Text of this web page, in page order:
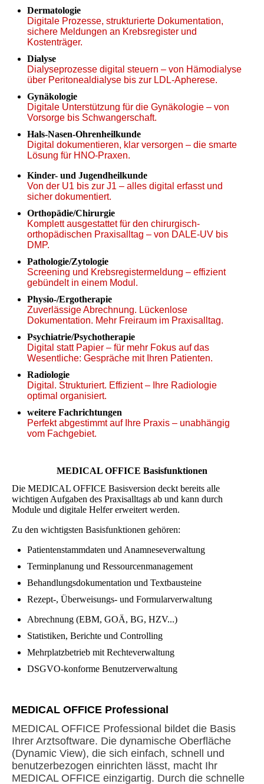
Dermatologie
Digitale Prozesse, strukturierte Dokumentation,
sichere Meldungen an Krebsregister und
Kostenträger.
Dialyse
Dialyseprozesse digital steuern – von Hämodialyse
über Peritonealdialyse bis zur LDL-Apherese.
Gynäkologie
Digitale Unterstützung für die Gynäkologie – von
Vorsorge bis Schwangerschaft.
Hals-Nasen-Ohrenheilkunde
Digital dokumentieren, klar versorgen – die smarte
Lösung für HNO-Praxen.
Kinder- und Jugendheilkunde
Von der U1 bis zur J1 – alles digital erfasst und
sicher dokumentiert.
Orthopädie/Chirurgie
Komplett ausgestattet für den chirurgisch-
orthopädischen Praxisalltag – von DALE-UV bis
DMP.
Pathologie/Zytologie
Screening und Krebsregistermeldung – effizient
gebündelt in einem Modul.
Physio-/Ergotherapie
Zuverlässige Abrechnung. Lückenlose
Dokumentation. Mehr Freiraum im Praxisalltag.
Psychiatrie/Psychotherapie
Digital statt Papier – für mehr Fokus auf das
Wesentliche: Gespräche mit Ihren Patienten.
Radiologie
Digital. Strukturiert. Effizient – Ihre Radiologie
optimal organisiert.
weitere Fachrichtungen
Perfekt abgestimmt auf Ihre Praxis – unabhängig
vom Fachgebiet.
MEDICAL OFFICE Basisfunktionen
Die MEDICAL OFFICE Basisversion deckt bereits alle
wichtigen Aufgaben des Praxisalltags ab und kann durch
Module und digitale Helfer erweitert werden.
Zu den wichtigsten Basisfunktionen gehören:
Patientenstammdaten und Anamneseverwaltung
Terminplanung und Ressourcenmanagement
Behandlungsdokumentation und Textbausteine
Rezept-, Überweisungs- und Formularverwaltung
Abrechnung (EBM, GOÄ, BG, HZV...)
Statistiken, Berichte und Controlling
Mehrplatzbetrieb mit Rechteverwaltung
DSGVO-konforme Benutzerverwaltung
MEDICAL OFFICE Professional
MEDICAL OFFICE Professional bildet die Basis
Ihrer Arztsoftware. Die dynamische Oberfläche
(Dynamic View), die sich einfach, schnell und
benutzerbezogen einrichten lässt, macht Ihr
MEDICAL OFFICE einzigartig. Durch die schnelle